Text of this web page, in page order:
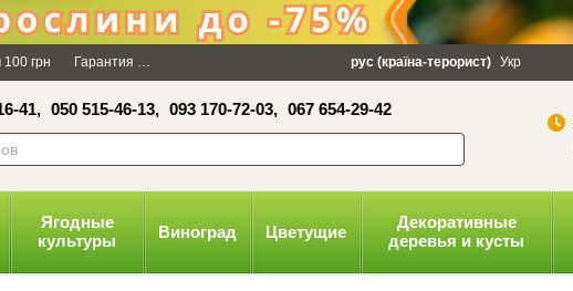
×
грн Гарантия Оплата и доставка Политика конфиденциальности
рус (країна-терорист) Укр
41, 050 515-46-13, 093 170-72-03, 067 654-29-42
Ягодные
культуры
Виноград Цветущие
Декоративные
деревья и кусты